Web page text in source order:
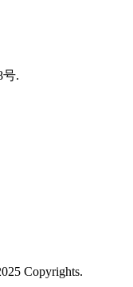
号.
Copyrights.